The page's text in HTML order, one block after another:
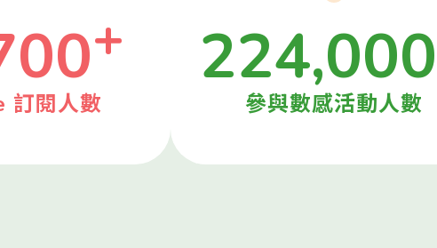
+
訂閱人數
224,000
參與數感活動人數